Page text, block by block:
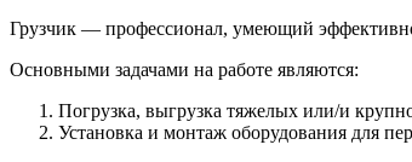
Грузчик — профессионал, умеющий
Основными задачами на работе являются:
Погрузка, выгрузка тяжелых или/и
Установка и монтаж оборудования для